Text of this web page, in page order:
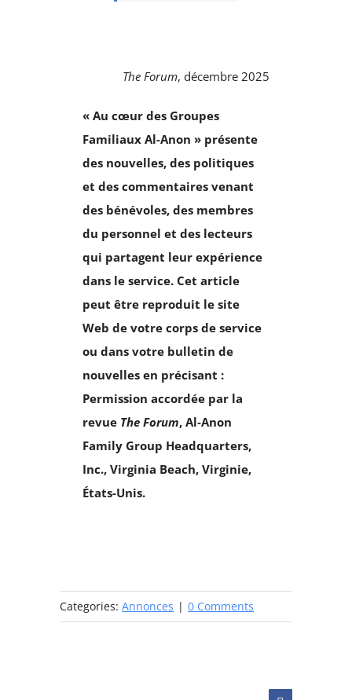
The Forum, décembre 2025
« Au cœur des Groupes
Familiaux Al-Anon » présente
des nouvelles, des politiques
et des commentaires venant
des bénévoles, des membres
du personnel et des lecteurs
qui partagent leur expérience
dans le service. Cet article
peut être reproduit le site
Web de votre corps de service
ou dans votre bulletin de
nouvelles en précisant :
Permission accordée par la
revue The Forum, Al‑Anon
Family Group Headquarters,
Inc., Virginia Beach, Virginie,
États-Unis.
Categories:Annonces | 0 Comments